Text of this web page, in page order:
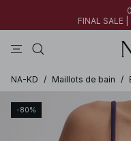
FINAL SALE
FINAL SALE
30% DE RÉDUCTION
NA-KD / Maillots de bain /
-80%